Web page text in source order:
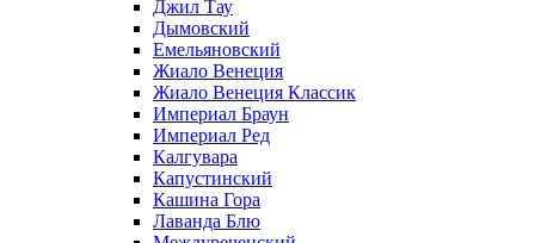
Джил Тау
Дымовский
Емельяновский
Жиало Венеция
Жиало Венеция Классик
Империал Браун
Империал Ред
Калгувара
Капустинский
Кашина Гора
Лаванда Блю